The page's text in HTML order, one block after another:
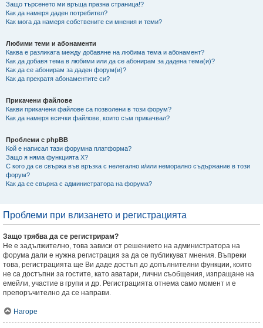
Защо търсенето ми връща празна страница!?
Как да намеря даден потребител?
Как мога да намеря собствените си мнения и теми?
Любими теми и абонаменти
Каква е разликата между добавяне на любима тема и абонамент?
Как да добавя тема в любими или да се абонирам за дадена тема(и)?
Как да се абонирам за даден форум(и)?
Как да прекратя абонаментите си?
Прикачени файлове
Какви прикачени файлове са позволени в този форум?
Как да намеря всички файлове, които съм прикачвал?
Проблеми с phpBB
Кой е написал тази форумна платформа?
Защо я няма функцията X?
С кого да се свържа във връзка с нелегално и/или неморално съдържание в този
форум?
Как да се свържа с администратора на форума?
Проблеми при влизането и регистрацията
Защо трябва да се регистрирам?
Не е задължително, това зависи от решението на администратора на
форума дали е нужна регистрация за да се публикуват мнения. Въпреки
това, регистрацията ще Ви даде достъп до допълнителни функции, които
не са достъпни за гостите, като аватари, лични съобщения, изпращане на
емейли, участие в групи и др. Регистрацията отнема само момент и е
препоръчително да се направи.
Нагоре